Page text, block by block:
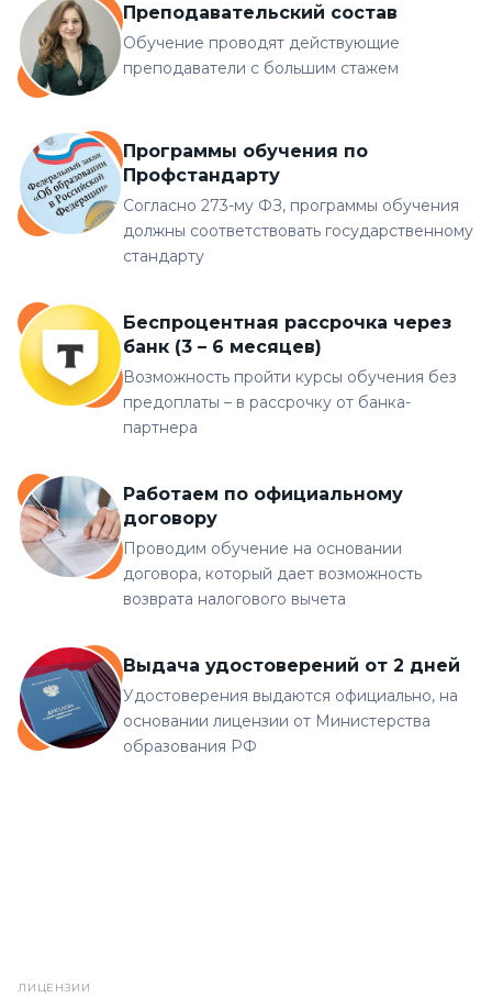
Преподавательский состав
Обучение проводят действующие
преподаватели с большим стажем
Программы обучения по
Профстандарту
Согласно 273-му ФЗ, программы обучения
должны соответствовать государственному
стандарту
Беспроцентная рассрочка через
банк (3 – 6 месяцев)
Возможность пройти курсы обучения без
предоплаты – в рассрочку от банка-
партнера
Работаем по официальному
договору
Проводим обучение на основании
договора, который дает возможность
возврата налогового вычета
Выдача удостоверений от 2 дней
Удостоверения выдаются официально, на
основании лицензии от Министерства
образования РФ
ЛИЦЕНЗИИ